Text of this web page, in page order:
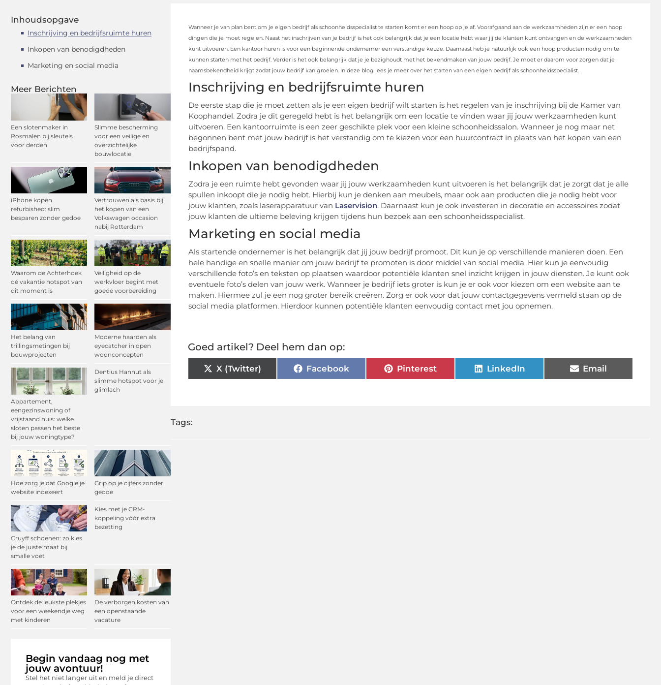
Inhoudsopgave
Inschrijving en bedrijfsruimte huren
Inkopen van benodigdheden
Marketing en social media
Meer Berichten
Een slotenmaker in
Rosmalen bij sleutels
voor derden
Slimme bescherming
voor een veilige en
overzichtelijke
bouwlocatie
iPhone kopen
refurbished: slim
besparen zonder gedoe
Vertrouwen als basis bij
het kopen van een
Volkswagen occasion
nabij Rotterdam
Waarom de Achterhoek
dé vakantie hotspot van
dit moment is
Veiligheid op de
werkvloer begint met
goede voorbereiding
Het belang van
trillingsmetingen bij
bouwprojecten
Moderne haarden als
eyecatcher in open
woonconcepten
Appartement,
eengezinswoning of
vrijstaand huis: welke
sloten passen het beste
bij jouw woningtype?
Dentius Hannut als
slimme hotspot voor je
glimlach
Hoe zorg je dat Google je
website indexeert
Grip op je cijfers zonder
gedoe
Cruyff schoenen: zo kies
je de juiste maat bij
smalle voet
Kies met je CRM-
koppeling vóór extra
bezetting
Ontdek de leukste plekjes
voor een weekendje weg
met kinderen
De verborgen kosten van
een openstaande
vacature
Begin vandaag nog met
jouw avontuur!
Stel het niet langer uit en meld je direct
Wanneer je van plan bent om je eigen bedrijf als schoonheidsspecialist te starten komt er een hoop op je af. Voorafgaand aan de werkzaamheden zijn er een hoop
dingen die je moet regelen. Naast het inschrijven van je bedrijf is het ook belangrijk dat je een locatie hebt waar jij de klanten kunt ontvangen en de werkzaamheden
kunt uitvoeren. Een kantoor huren is voor een beginnende ondernemer een verstandige keuze. Daarnaast heb je natuurlijk ook een hoop producten nodig om te
kunnen starten met het bedrijf. Verder is het ook belangrijk dat je je bezighoudt met het bekendmaken van jouw bedrijf. Je moet er daarom voor zorgen dat je
naamsbekendheid krijgt zodat jouw bedrijf kan groeien. In deze blog lees je meer over het starten van een eigen bedrijf als schoonheidsspecialist.
Inschrijving en bedrijfsruimte huren
De eerste stap die je moet zetten als je een eigen bedrijf wilt starten is het regelen van je inschrijving bij de Kamer van
Koophandel. Zodra je dit geregeld hebt is het belangrijk om een locatie te vinden waar jij jouw werkzaamheden kunt
uitvoeren. Een kantoorruimte is een zeer geschikte plek voor een kleine schoonheidssalon. Wanneer je nog maar net
begonnen bent met jouw bedrijf is het verstandig om te kiezen voor een huurcontract in plaats van het kopen van een
bedrijfspand.
Inkopen van benodigdheden
Zodra je een ruimte hebt gevonden waar jij jouw werkzaamheden kunt uitvoeren is het belangrijk dat je zorgt dat je alle
spullen inkoopt die je nodig hebt. Hierbij kun je denken aan meubels, maar ook aan producten die je nodig hebt voor
jouw klanten, zoals laserapparatuur van Laservision. Daarnaast kun je ook investeren in decoratie en accessoires zodat
jouw klanten de ultieme beleving krijgen tijdens hun bezoek aan een schoonheidsspecialist.
Marketing en social media
Als startende ondernemer is het belangrijk dat jij jouw bedrijf promoot. Dit kun je op verschillende manieren doen. Een
hele handige en snelle manier om jouw bedrijf te promoten is door middel van social media. Hier kun je eenvoudig
verschillende foto’s en teksten op plaatsen waardoor potentiële klanten snel inzicht krijgen in jouw diensten. Je kunt ook
eventuele foto’s delen van jouw werk. Wanneer je bedrijf iets groter is kun je er ook voor kiezen om een website aan te
maken. Hiermee zul je een nog groter bereik creëren. Zorg er ook voor dat jouw contactgegevens vermeld staan op de
social media platformen. Hierdoor kunnen potentiële klanten eenvoudig contact met jou opnemen.
Goed artikel? Deel hem dan op:
X (Twitter) Facebook Pinterest LinkedIn Email
Tags: